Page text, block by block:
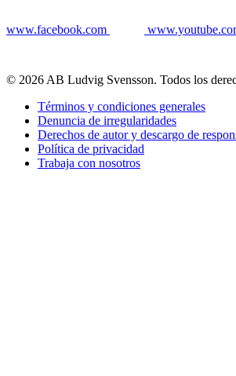
www.facebook.com
© 2026 AB Ludvig Svensson. Todos los
Términos y condiciones generales
Denuncia de irregularidades
Derechos de autor y descargo de
Política de privacidad
Trabaja con nosotros